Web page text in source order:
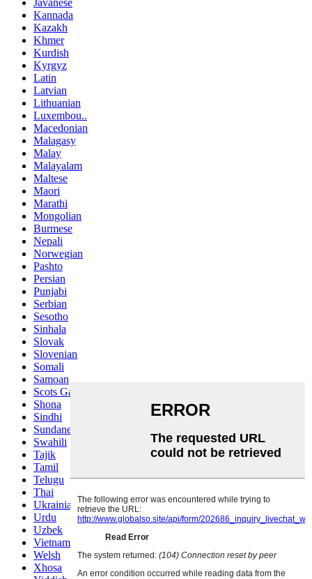
Kannada
Kazakh
Khmer
Kurdish
Kyrgyz
Latin
Latvian
Lithuanian
Luxembou..
Macedonian
Malagasy
Malay
Malayalam
Maltese
Maori
Marathi
Mongolian
Burmese
Nepali
Norwegian
Pashto
Persian
Punjabi
Serbian
Sesotho
Sinhala
Slovak
Slovenian
Somali
Samoan
Scots Gaelic
Shona
Sindhi
Sundanese
Swahili
Tajik
Tamil
Telugu
Thai
Ukrainian
Urdu
Uzbek
Vietnamese
Welsh
Xhosa